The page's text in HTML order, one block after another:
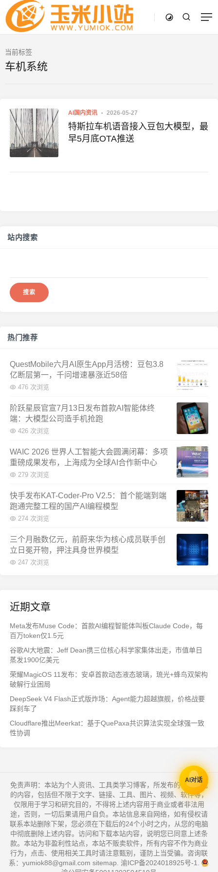
当前标签
车机系统
AI国内资讯 2026-05-27
特斯拉车机语音接入豆包大模型，最
早5月底OTA推送
站内搜索
热门推荐
QuestMobile六月AI原生App月活榜：豆包3.8
亿断层第一，千问增速暴涨近58倍
476 次浏览
阶跃星辰官宣7月13日发布首款AI智能体终
端：大模型公司造手机抢跑
426 次浏览
WAIC 2026 世界人工智能大会圆满闭幕：多项
重磅成果发布，上海成为全球AI合作新中心
279 次浏览
快手发布KAT-Coder-Pro V2.5：首个能端到端
跑通完整工程的国产AI编程模型
274 次浏览
三个月融数亿元，前蔚来华为核心成员联手创
立日冕开物，押注具身世界模型
247 次浏览
近期文章
Meta发布Muse Code：首款AI编程智能体叫板Claude Code，每
百万token仅1.5元
谷歌AI大地震：Jeff Dean携三位核心科学家集体出走，市值单日
蒸发1900亿美元
荣耀MagicOS 11发布：安卓首款动态液态玻璃，琉光+蜂鸟双架构
破解行业困局
DeepSeek V4 Flash正式版炸场：Agent能力超越旗舰，价格战要
踩刹车了
Cloudflare推出Meerkat：基于QuePaxa共识算法实现全球强一致
性协调
免责声明：本站为个人资讯、工具类学习博客，所发布的一切形式
的内容，包括但不限于文字、链接、工具、图片、视频、软件等，
仅限用于学习和研究目的，不得将上述内容用于商业或者非法用
途，否则，一切后果请用户自负。本站信息来自网络，如有侵权请
联系本站删除下架，您必须在下载后的24个小时之内，从您的电脑
中彻底删除上述内容。访问和下载本站内容，说明您已同意上述条
款。本站为非盈利性站点，本站不贩卖软件，所有内容不作为商业
行为，点击、使用相关工具时请注意甄别，谨防上当受骗。咨询联
系：yumiok88@gmail.com sitemap 渝ICP备2024018925号-1
AI对话